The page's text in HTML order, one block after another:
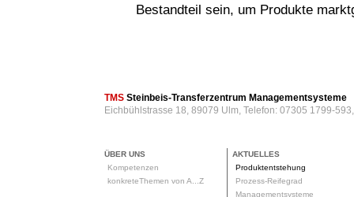
Bestandteil sein, um Produkte
TMS Steinbeis-Transferzentrum Managementsysteme
Eichbühlstrasse 18, 89079 Ulm, Telefon: 07305 1799-
ÜBER UNS
Kompetenzen
konkreteThemen von A...Z
AKTUELLES
Produktentstehung
Prozess-Reifegrad
Managementsysteme